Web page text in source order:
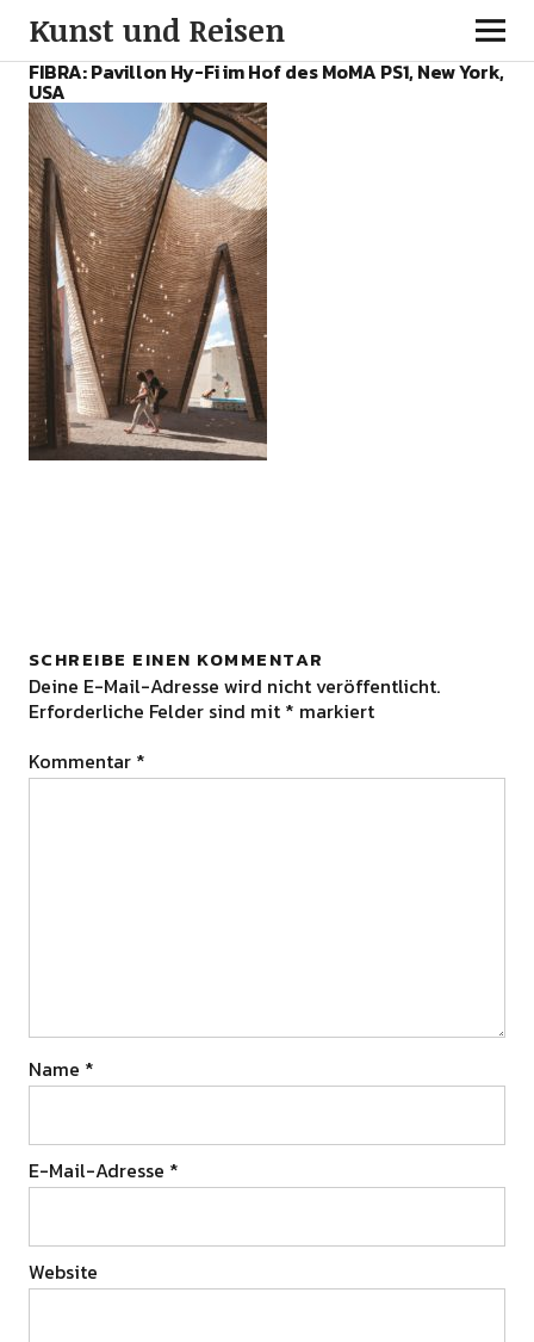
Kunst und Reisen
FIBRA: Pavillon Hy-Fi im Hof des MoMA PS1, New York,
USA
SCHREIBE EINEN KOMMENTAR
Deine E-Mail-Adresse wird nicht veröffentlicht.
Erforderliche Felder sind mit * markiert
Kommentar *
Name *
E-Mail-Adresse *
Website